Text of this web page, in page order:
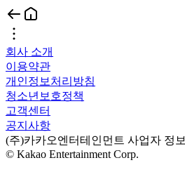
회사 소개
이용약관
개인정보처리방침
청소년보호정책
고객센터
공지사항
(주)카카오엔터테인먼트 사업자 정보
© Kakao Entertainment Corp.